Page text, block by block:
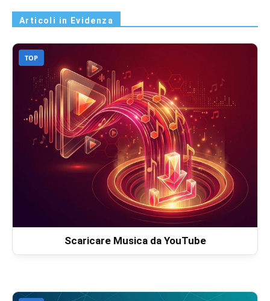
Articoli in Evidenza
TOP
Scaricare Musica da YouTube